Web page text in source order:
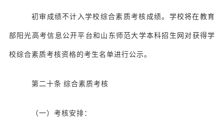
初审成绩不计入学校综合素质考核成绩。学校将在教育
部阳光高考信息公开平台和山东师范大学本科招生网对获得学
校综合素质考核资格的考生名单进行公示。
第二十条 综合素质考核
（一）考核安排：